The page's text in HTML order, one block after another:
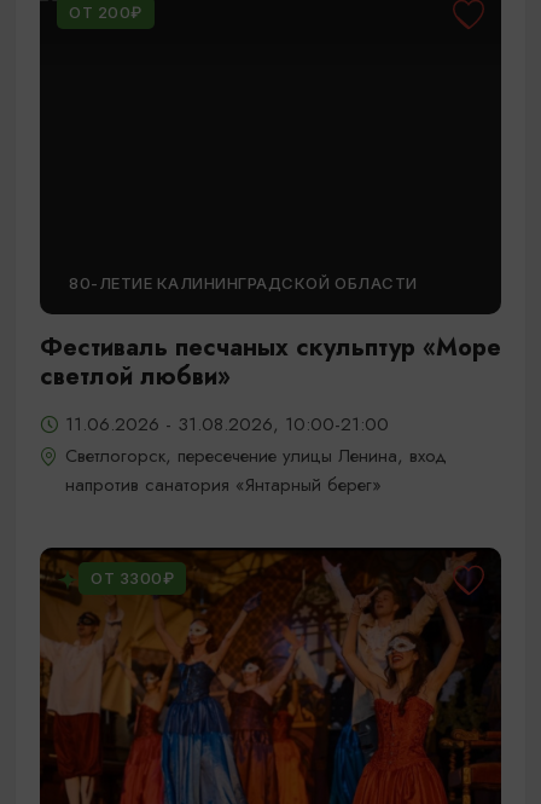
ОТ 200₽
80-ЛЕТИЕ КАЛИНИНГРАДСКОЙ ОБЛАСТИ
Фестиваль песчаных скульптур «Море
светлой любви»
11.06.2026 - 31.08.2026, 10:00-21:00
Светлогорск, пересечение улицы Ленина, вход
напротив санатория «Янтарный берег»
ОТ 3300₽